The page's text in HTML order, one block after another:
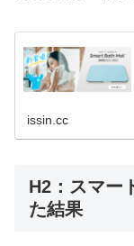
issin.cc
H2：スマー
た結果